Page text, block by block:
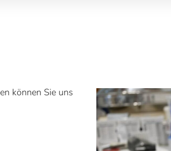
können Sie uns